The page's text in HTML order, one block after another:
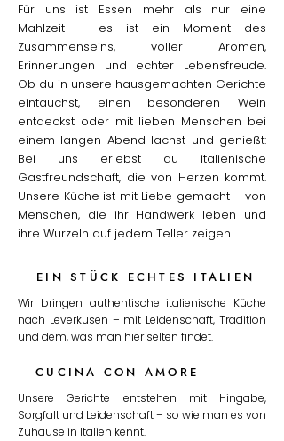
Für uns ist Essen mehr als nur eine
Mahlzeit – es ist ein Moment des
Zusammenseins, voller Aromen,
Erinnerungen und echter Lebensfreude.
Ob du in unsere hausgemachten Gerichte
eintauchst, einen besonderen Wein
entdeckst oder mit lieben Menschen bei
einem langen Abend lachst und genießt:
Bei uns erlebst du italienische
Gastfreundschaft, die von Herzen kommt.
Unsere Küche ist mit Liebe gemacht – von
Menschen, die ihr Handwerk leben und
ihre Wurzeln auf jedem Teller zeigen.
EIN STÜCK ECHTES ITALIEN
Wir bringen authentische italienische Küche
nach Leverkusen – mit Leidenschaft, Tradition
und dem, was man hier selten findet.
CUCINA CON AMORE
Unsere Gerichte entstehen mit Hingabe,
Sorgfalt und Leidenschaft – so wie man es von
Zuhause in Italien kennt.